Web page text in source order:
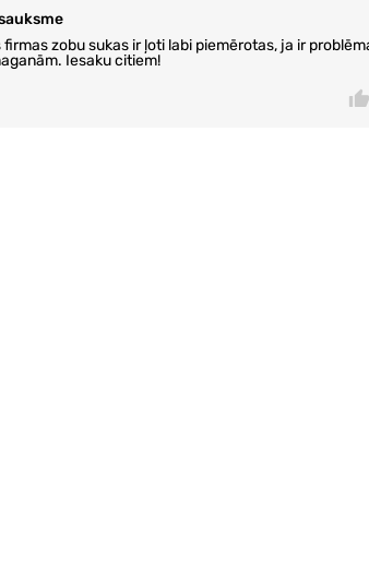
firmas zobu sukas ir ļoti labi piemērotas, ja ir
Iesaku citiem!